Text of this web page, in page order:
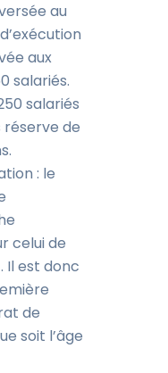
au
aux
salariés.
salariés
de
: le
celui de
Il est donc
de
soit l’âge